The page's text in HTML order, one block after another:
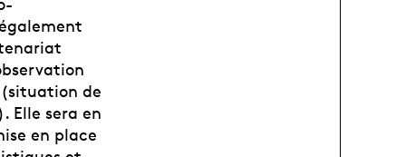
de
Elle sera en
en place